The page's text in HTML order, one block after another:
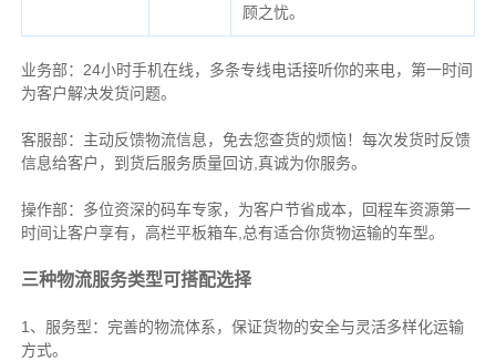
顾之忧。
业务部：24小时手机在线，多条专线电话接听你的来电，第一时间
为客户解决发货问题。
客服部：主动反馈物流信息，免去您查货的烦恼！每次发货时反馈
信息给客户，到货后服务质量回访,真诚为你服务。
操作部：多位资深的码车专家，为客户节省成本，回程车资源第一
时间让客户享有，高栏平板箱车,总有适合你货物运输的车型。
三种物流服务类型可搭配选择
1、服务型：完善的物流体系，保证货物的安全与灵活多样化运输
方式。